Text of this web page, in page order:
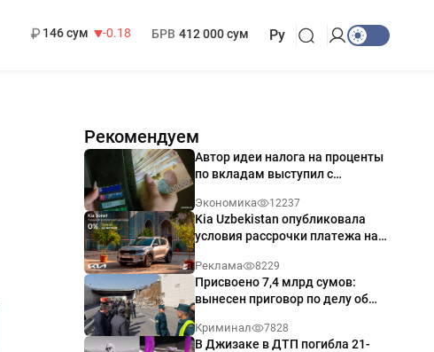
146 сум
-0.18
БРВ 412 000 сум Ру
Рекомендуем
Автор идеи налога на проценты
по вкладам выступил с
Экономика 12237
Kia Uzbekistan опубликовала
условия рассрочки платежа на
годовых
Реклама 8229
Присвоено 7,4 млрд сумов:
вынесен приговор по делу об
Ташкенте
Криминал 7828
В Джизаке в ДТП погибла 21-